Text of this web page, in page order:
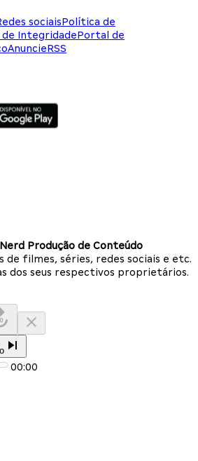
sociaisPolítica de
de IntegridadePortal de
AnuncieRSS
Produção de Conteúdo
de filmes, séries, redes sociais e etc.
dos seus respectivos proprietários.
00:00